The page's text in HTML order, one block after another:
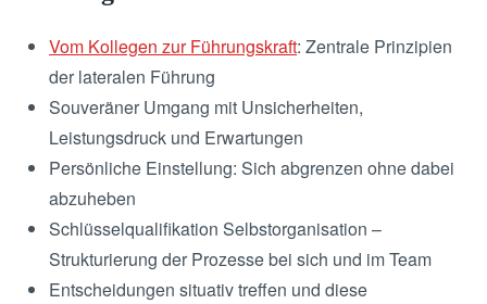
Vom Kollegen zur Führungskraft: Zentrale Prinzipien
der lateralen Führung
Souveräner Umgang mit Unsicherheiten,
Leistungsdruck und Erwartungen
Persönliche Einstellung: Sich abgrenzen ohne dabei
abzuheben
Schlüsselqualifikation Selbstorganisation –
Strukturierung der Prozesse bei sich und im Team
Entscheidungen situativ treffen und diese